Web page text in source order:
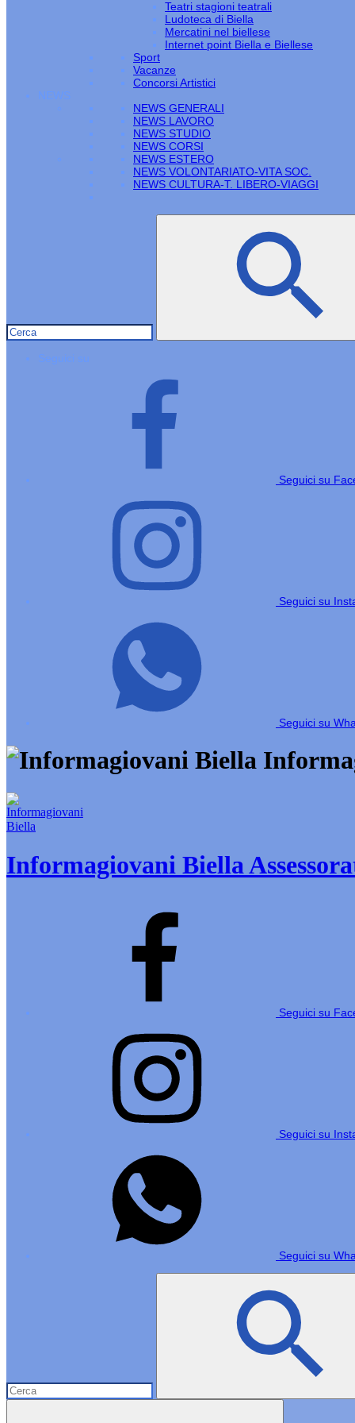
Teatri stagioni teatrali
Ludoteca di Biella
Mercatini nel biellese
Internet point Biella e Biellese
Sport
Vacanze
Concorsi Artistici
NEWS
NEWS GENERALI
NEWS LAVORO
NEWS STUDIO
NEWS CORSI
NEWS ESTERO
NEWS VOLONTARIATO-VITA SOC.
NEWS CULTURA-T. LIBERO-VIAGGI
Seguici su
Seguici su
Seguici su
Seguici su
Informagiovani Biella
Seguici su
Seguici su
Seguici su